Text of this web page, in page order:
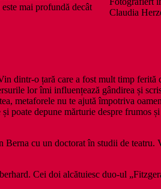
Claudia
mai profundă decât
dintr-o țară care a fost mult timp
lor îmi influențează gândirea și
metaforele nu te ajută împotriva
poate depune mărturie despre frumos
cu un doctorat în studii de
Cei doi alcătuiesc duo-ul